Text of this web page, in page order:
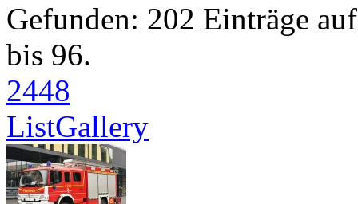
Gefunden: 202 Einträge
bis 96.
2448
ListGallery